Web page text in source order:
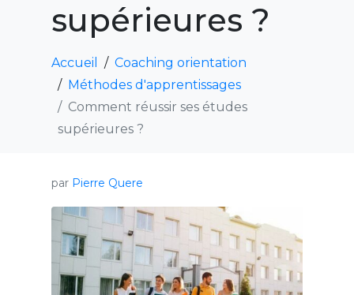
supérieures ?
Accueil
Coaching orientation
Méthodes d'apprentissages
Comment réussir ses études
supérieures ?
par Pierre Quere